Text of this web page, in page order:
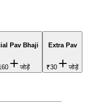
Pav Bhaji
जोड़ें
Extra Pav
₹30 जोड़ें